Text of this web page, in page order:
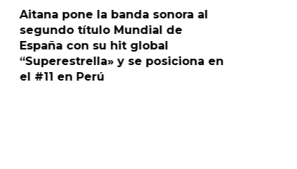
Aitana pone la banda sonora al
segundo título Mundial de
España con su hit global
“Superestrella» y se posiciona en
el #11 en Perú